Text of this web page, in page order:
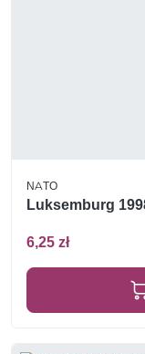
NATO
Luksemburg
6,25 zł